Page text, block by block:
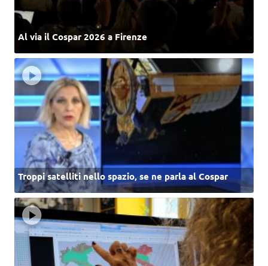
Al via il Cospar 2026 a Firenze
Troppi satelliti nello spazio, se ne parla al Cospar